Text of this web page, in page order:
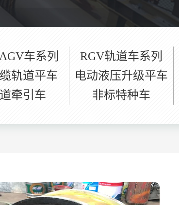
车系列 RGV轨道车系列
轨道平车 电动液压升级平车
牵引车 非标特种车